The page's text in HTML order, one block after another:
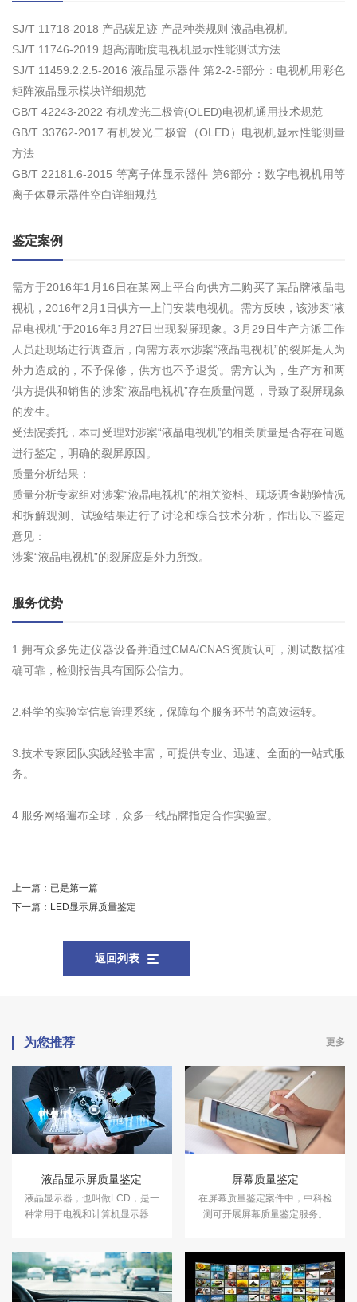
SJ/T 11718-2018 产品碳足迹 产品种类规则 液晶电视机
SJ/T 11746-2019 超高清晰度电视机显示性能测试方法
SJ/T 11459.2.2.5-2016 液晶显示器件 第2-2-5部分：电视机用彩色
矩阵液晶显示模块详细规范
GB/T 42243-2022 有机发光二极管(OLED)电视机通用技术规范
GB/T 33762-2017 有机发光二极管（OLED）电视机显示性能测量
方法
GB/T 22181.6-2015 等离子体显示器件 第6部分：数字电视机用等
离子体显示器件空白详细规范
鉴定案例
需方于2016年1月16日在某网上平台向供方二购买了某品牌液晶电
视机，2016年2月1日供方一上门安装电视机。需方反映，该涉案“液
晶电视机”于2016年3月27日出现裂屏现象。3月29日生产方派工作
人员赴现场进行调查后，向需方表示涉案“液晶电视机”的裂屏是人为
外力造成的，不予保修，供方也不予退货。需方认为，生产方和两
供方提供和销售的涉案“液晶电视机”存在质量问题，导致了裂屏现象
的发生。
受法院委托，本司受理对涉案“液晶电视机”的相关质量是否存在问题
进行鉴定，明确的裂屏原因。
质量分析结果：
质量分析专家组对涉案“液晶电视机”的相关资料、现场调查勘验情况
和拆解观测、试验结果进行了讨论和综合技术分析，作出以下鉴定
意见：
涉案“液晶电视机”的裂屏应是外力所致。
服务优势
1.拥有众多先进仪器设备并通过CMA/CNAS资质认可，测试数据准
确可靠，检测报告具有国际公信力。
2.科学的实验室信息管理系统，保障每个服务环节的高效运转。
3.技术专家团队实践经验丰富，可提供专业、迅速、全面的一站式服
务。
4.服务网络遍布全球，众多一线品牌指定合作实验室。
上一篇： 已是第一篇
下一篇： LED显示屏质量鉴定
返回列表
为您推荐 更多
液晶显示屏质量鉴定
液晶显示器，也叫做LCD，是一
种常用于电视和计算机显示器的
屏幕质量鉴定
在屏幕质量鉴定案件中，中科检
测可开展屏幕质量鉴定服务。